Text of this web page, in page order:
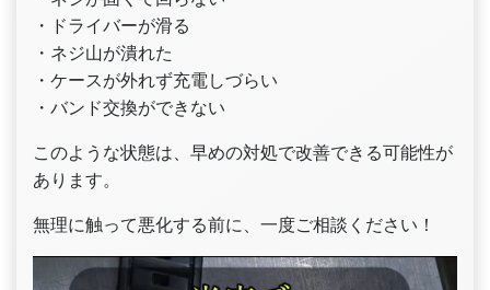
・ドライバーが滑る
・ネジ山が潰れた
・ケースが外れず充電しづらい
・バンド交換ができない
このような状態は、早めの対処で改善できる可能性が
あります。
無理に触って悪化する前に、一度ご相談ください！